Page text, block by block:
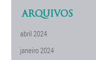
ARQUIVOS
abril 2024
janeiro 2024